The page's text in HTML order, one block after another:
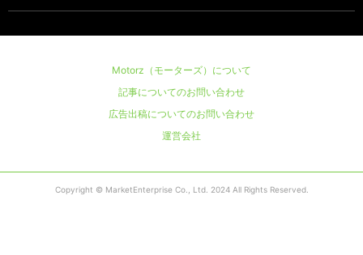
Motorz（モーターズ）について
記事についてのお問い合わせ
広告出稿についてのお問い合わせ
運営会社
Copyright © MarketEnterprise Co., Ltd. 2024 All Rights Reserved.